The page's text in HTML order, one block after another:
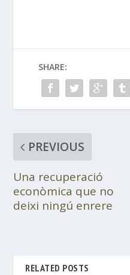
SHARE:
PREVIOUS
Una recuperació
econòmica que no
deixi ningú enrere
RELATED POSTS